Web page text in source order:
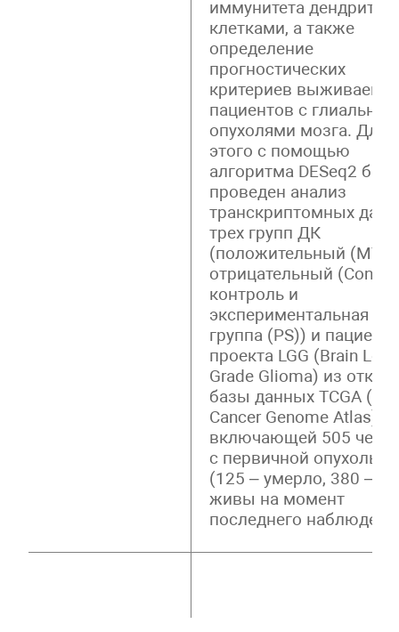
иммунитета
клетками, а также
определение
прогностических
критериев
пациентов с
опухолями мозга. Для
этого с помощью
алгоритма DESeq2 был
проведен анализ
транскриптомных
трех групп ДК
(положительный
отрицательный
контроль и
экспериментальная
группа (PS)) и
проекта LGG (Brain Low
Grade Glioma) из
базы данных TCGA (The
Cancer Genome Atlas),
включающей 505
с первичной опухолью
(125 – умерло, 380 –
живы на момент
последнего